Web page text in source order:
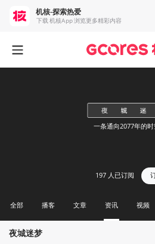
一条通向2077年的时
197 人已订阅
全部 播客 文章 资讯 视频
夜城迷梦
机核-探索热爱
下载 机核App 浏览更多精彩内容